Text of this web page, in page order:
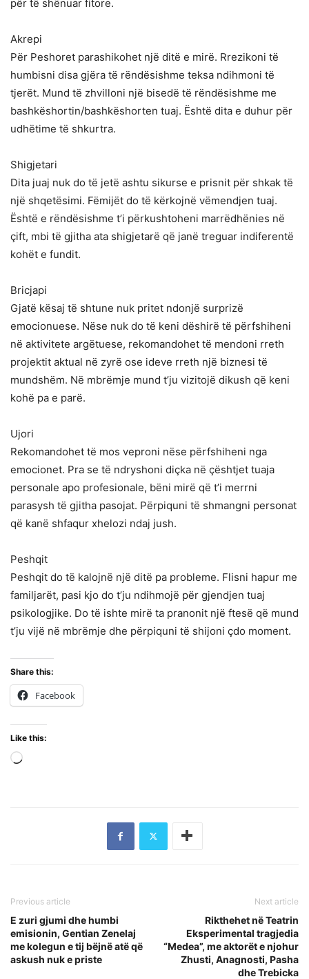
për të shënuar fitore.
Akrepi
Për Peshoret parashikohet një ditë e mirë. Rrezikoni të
humbisni disa gjëra të rëndësishme teksa ndihmoni të
tjerët. Mund të zhvilloni një bisedë të rëndësishme me
bashkëshortin/bashkëshorten tuaj. Është dita e duhur për
udhëtime të shkurtra.
Shigjetari
Dita juaj nuk do të jetë ashtu sikurse e prisnit për shkak të
një shqetësimi. Fëmijët do të kërkojnë vëmendjen tuaj.
Është e rëndësishme t’i përkushtoheni marrëdhënies në
çift, mbi të gjitha ata shigjetarë që janë treguar indiferentë
kohët e fundit.
Bricjapi
Gjatë kësaj të shtune nuk pritet ndonjë surprizë
emocionuese. Nëse nuk do të keni dëshirë të përfshiheni
në aktivitete argëtuese, rekomandohet të mendoni rreth
projektit aktual në zyrë ose ideve rreth një biznesi të
mundshëm. Në mbrëmje mund t’ju vizitojë dikush që keni
kohë pa e parë.
Ujori
Rekomandohet të mos veproni nëse përfshiheni nga
emocionet. Pra se të ndryshoni diçka në çështjet tuaja
personale apo profesionale, bëni mirë që t’i merrni
parasysh të gjitha pasojat. Përpiquni të shmangni personat
që kanë shfaqur xhelozi ndaj jush.
Peshqit
Peshqit do të kalojnë një ditë pa probleme. Flisni hapur me
familjarët, pasi kjo do t’ju ndihmojë për gjendjen tuaj
psikologjike. Do të ishte mirë ta pranonit një ftesë që mund
t’ju vijë në mbrëmje dhe përpiquni të shijoni çdo moment.
Share this:
Facebook
Like this:
Previous article
E zuri gjumi dhe humbi
emisionin, Gentian Zenelaj
me kolegun e tij bëjnë atë që
askush nuk e priste
Next article
Rikthehet në Teatrin
Eksperimental tragjedia
“Medea”, me aktorët e njohur
Zhusti, Anagnosti, Pasha
dhe Trebicka